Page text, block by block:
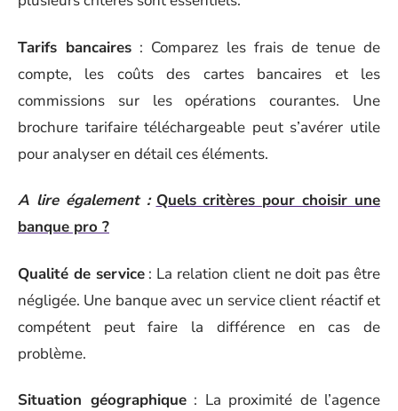
Tarifs bancaires : Comparez les frais de tenue de
compte, les coûts des cartes bancaires et les
commissions sur les opérations courantes. Une
brochure tarifaire téléchargeable peut s’avérer utile
pour analyser en détail ces éléments.
A lire également : Quels critères pour choisir une
banque pro ?
Qualité de service: La relation client ne doit pas être
négligée. Une banque avec un service client réactif et
compétent peut faire la différence en cas de
problème.
Situation géographique: La proximité de l’agence